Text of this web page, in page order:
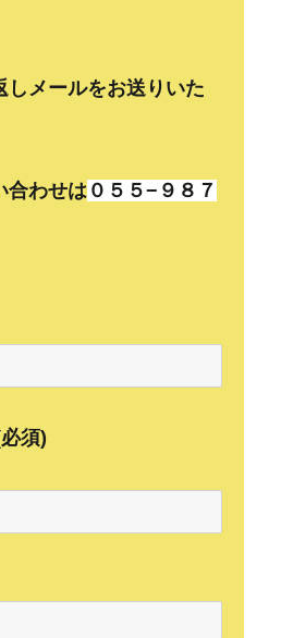
しメールをお送りいた
合わせは ０５５−９８７
須)